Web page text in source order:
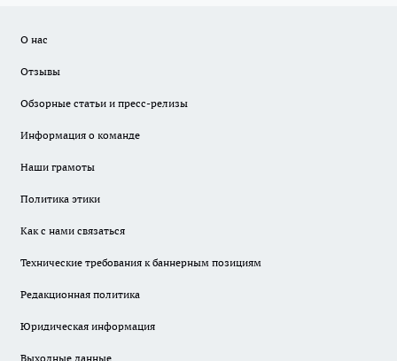
О нас
Отзывы
Обзорные статьи и пресс-релизы
Информация о команде
Наши грамоты
Политика этики
Как с нами связаться
Технические требования к баннерным позициям
Редакционная политика
Юридическая информация
Выходные данные